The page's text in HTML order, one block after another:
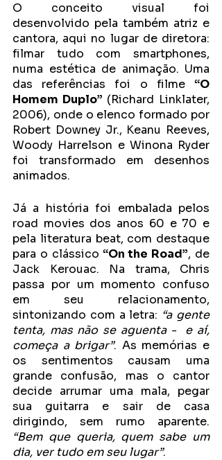
O conceito visual foi
desenvolvido pela também atriz e
cantora, aqui no lugar de diretora:
filmar tudo com smartphones,
numa estética de animação. Uma
das referências foi o filme “O
Homem Duplo” (Richard Linklater,
2006), onde o elenco formado por
Robert Downey Jr., Keanu Reeves,
Woody Harrelson e Winona Ryder
foi transformado em desenhos
animados.
Já a história foi embalada pelos
road movies dos anos 60 e 70 e
pela literatura beat, com destaque
para o clássico “On the Road”, de
Jack Kerouac. Na trama, Chris
passa por um momento confuso
em seu relacionamento,
sintonizando com a letra: “a gente
tenta, mas não se aguenta -  e aí,
começa a brigar”. As memórias e
os sentimentos causam uma
grande confusão, mas o cantor
decide arrumar uma mala, pegar
sua guitarra e sair de casa
dirigindo, sem rumo aparente.
“Bem que queria, quem sabe um
dia, ver tudo em seu lugar”.